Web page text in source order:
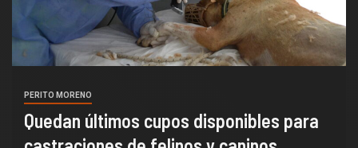
disponibles para
Cultura apuesta a